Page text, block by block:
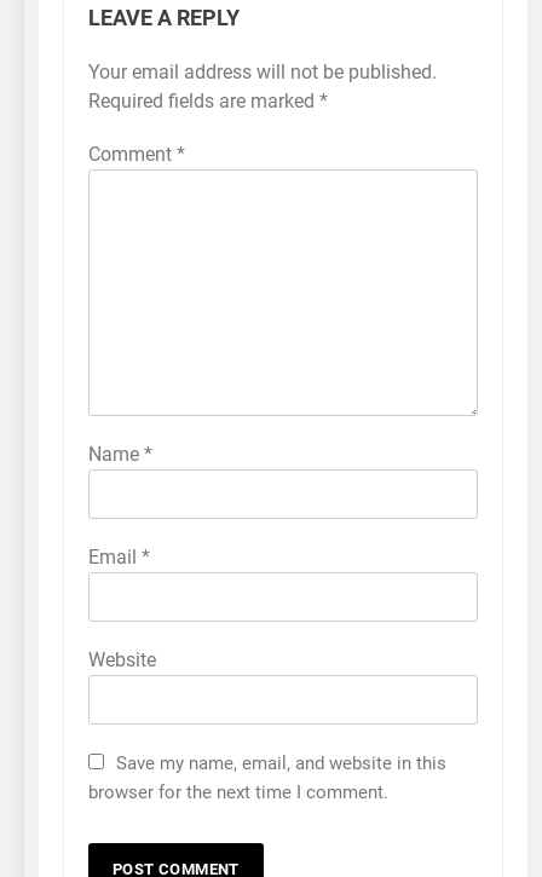
LEAVE A REPLY
Your email address will not be published.
Required fields are marked *
Comment *
Name *
Email *
Website
Save my name, email, and website in this
browser for the next time I comment.